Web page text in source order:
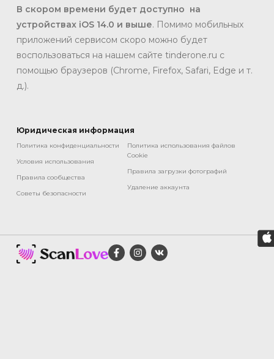
В скором времени будет доступно на
устройствах iOS 14.0 и выше. Помимо мобильных
приложений сервисом скоро можно будет
воспользоваться на нашем сайте tinderone.ru с
помощью браузеров (Chrome, Firefox, Safari, Edge и т.
д.).
Юридическая информация
Политика конфиденциальности
Условия использования
Правила сообщества
Советы безопасности
Политика использования файлов
Cookie
Правила загрузки фотографий
Удаление аккаунта